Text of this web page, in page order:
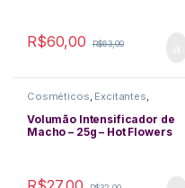
R$60,00 R$63,00
Cosméticos, Excitantes,
Masculina ,Queima de Estoque
Retartantes
Volumão Intensificador de
Macho – 25g – Hot Flowers